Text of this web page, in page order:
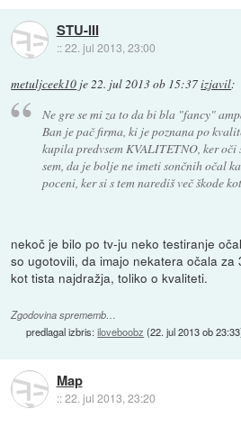
STU-III
::22. jul 2013, 23:00
metuljceek10 je22. jul 2013 ob 15:37izjavil:
Ne gre se mi za to da bi bla "fancy"
Ban je pač firma, ki je poznana po
kupila predvsem KVALITETNO, ker oči
sem, da je bolje ne imeti sončnih očal
poceni, ker si s tem narediš več škode
nekoč je bilo po tv-ju neko testiranje
so ugotovili, da imajo nekatera očala za
kot tista najdražja, toliko o kvaliteti.
Zgodovina sprememb…
predlagal izbris:iloveboobz (22. jul 2013 ob 23:33
Map
::22. jul 2013, 23:20